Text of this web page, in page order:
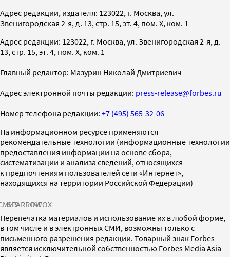
Адрес редакции, издателя: 123022, г. Москва, ул.
Звенигородская 2-я, д. 13, стр. 15, эт. 4, пом. X, ком. 1
Адрес редакции: 123022, г. Москва, ул. Звенигородская 2-я, д.
13, стр. 15, эт. 4, пом. X, ком. 1
Главный редактор: Мазурин Николай Дмитриевич
Адрес электронной почты редакции: press-release@forbes.ru
Номер телефона редакции: +7 (495) 565-32-06
На информационном ресурсе применяются
рекомендательные технологии (информационные технологии
предоставления информации на основе сбора,
систематизации и анализа сведений, относящихся
к предпочтениям пользователей сети «Интернет»,
находящихся на территории Российской Федерации)
SPARROWINFOX
Перепечатка материалов и использование их в любой форме,
в том числе и в электронных СМИ, возможны только с
письменного разрешения редакции. Товарный знак Forbes
является исключительной собственностью Forbes Media Asia